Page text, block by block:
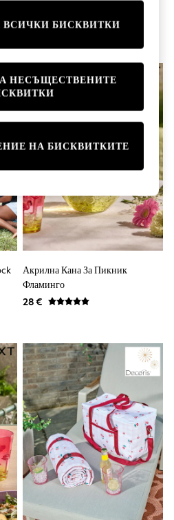
sets
& Bay Travel
112 € - 130 €
Акрилна Кана За Пикник
Фламинго
28 €
БИСКВИТКИ
НА БИСКВИТКИТЕ
НЕСЪЩЕСТВЕНИТЕ